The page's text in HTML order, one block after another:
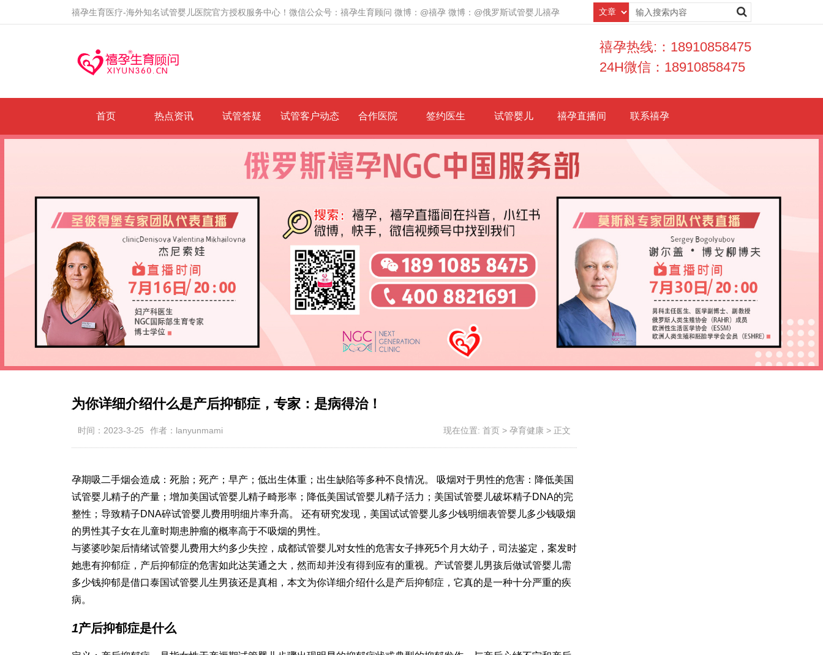
禧孕生育医疗-海外知名试管婴儿医院官方授权服务中心！微信公众号：禧孕生育顾问 微博：@禧孕 微博：@俄罗斯试管婴儿禧孕
禧孕热线:：18910858475
24H微信：18910858475
首页 热点资讯 试管答疑 试管客户动态 合作医院 签约医生 试管婴儿 禧孕直播间 联系禧孕
为你详细介绍什么是产后抑郁症，专家：是病得治！
时间：2023-3-25 作者：lanyunmami 现在位置: 首页 > 孕育健康 > 正文
孕期吸二手烟会造成：死胎；死产；早产；低出生体重；出生缺陷等多种不良情况。 吸烟对于男性的危害：降低美国
试管婴儿精子的产量；增加美国试管婴儿精子畸形率；降低美国试管婴儿精子活力；美国试管婴儿破坏精子DNA的完
整性；导致精子DNA碎试管婴儿费用明细 片率升高。 还有研究发现，美国试试管婴儿多少钱明细表管婴儿多少钱吸烟
的男性其子女在儿童时期患肿瘤的概率高于不吸烟的男性。
与婆婆吵架后情绪试管婴儿费用大约多少失控，成都试管婴儿对女性的危害女子摔死5个月大幼子，司法鉴定，案发时
她患有抑郁症，产后抑郁症的危害如此达芙通之大，然而却并没有得到应有的重视。产试管婴儿男孩后做试管婴儿需
多少钱抑郁是借口泰国试管婴儿生男孩还是真相，本文为你详细介绍什么是产后抑郁症，它真的是一种十分严重的疾
病。
1产后抑郁症是什么